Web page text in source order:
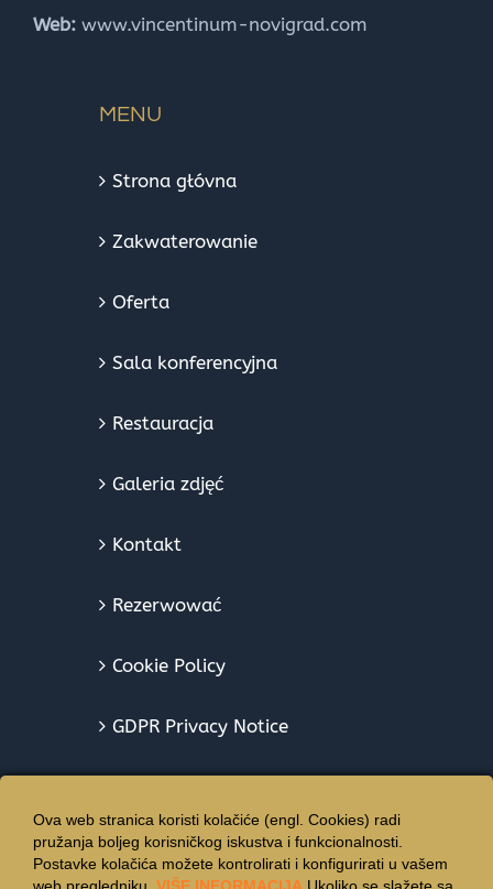
Web: www.vincentinum-novigrad.com
MENU
Strona głóvna
Zakwaterowanie
Oferta
Sala konferencyjna
Restauracja
Galeria zdjęć
Kontakt
Rezerwować
Cookie Policy
GDPR Privacy Notice
Ova web stranica koristi kolačiće (engl. Cookies) radi
pružanja boljeg korisničkog iskustva i funkcionalnosti.
Postavke kolačića možete kontrolirati i konfigurirati u vašem